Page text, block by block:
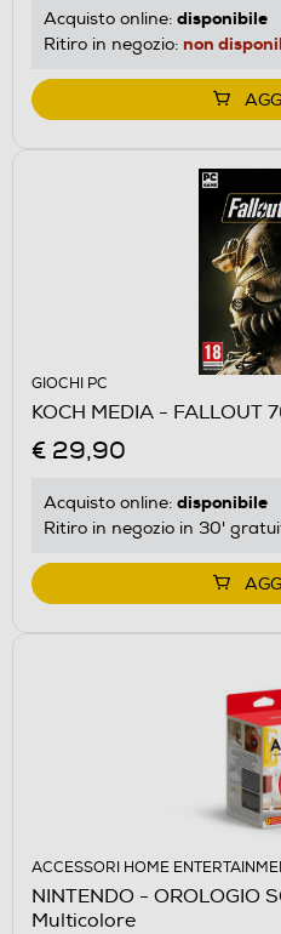
Acquisto online: disponibile
Ritiro in negozio: non
GIOCHI PC
KOCH MEDIA - FALLOUT
€ 29,90
Acquisto online: disponibile
Ritiro in negozio in 30'
ACCESSORI HOME
NINTENDO - OROLOGIO
Multicolore